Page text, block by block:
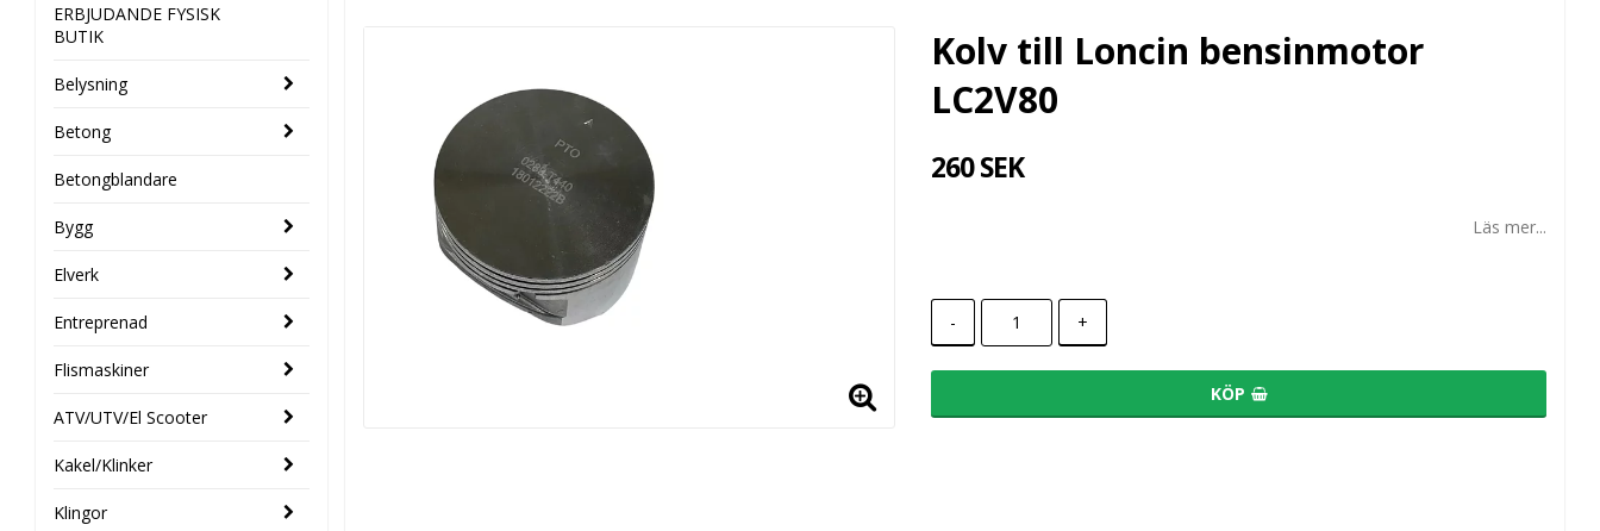
ERBJUDANDE FYSISK
BUTIK
Belysning
Betong
Betongblandare
Bygg
Elverk
Entreprenad
Flismaskiner
ATV/UTV/El Scooter
Kakel/Klinker
Klingor
Kolv till Loncin bensinmotor
LC2V80
260 SEK
Läs mer...
- +
KÖP